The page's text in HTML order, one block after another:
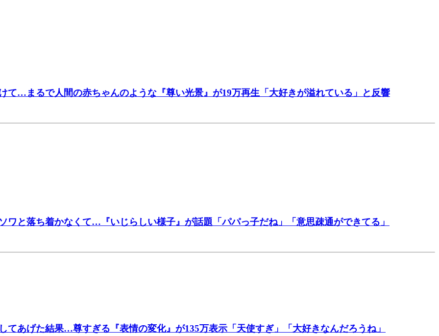
…まるで人間の赤ちゃんのような『尊い光景』が19万再生「大好きが溢れている」と反響
と落ち着かなくて…『いじらしい様子』が話題「パパっ子だね」「意思疎通ができてる」
てあげた結果…尊すぎる『表情の変化』が135万表示「天使すぎ」「大好きなんだろうね」